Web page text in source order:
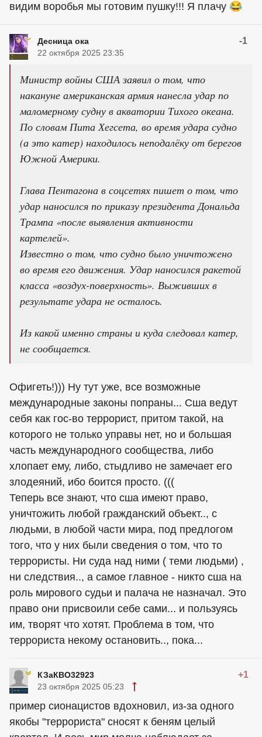
видим воробья мы готовим пушку!!! Я плачу 😂
Десница ока -1
22 октября 2025 23:35
Министр войны США заявил о том, что
накануне американская армия нанесла удар по
маломерному судну в акватории Тихого океана.
По словам Пита Хегсета, во время удара судно
(а это катер) находилось неподалёку от берегов
Южной Америки.
Глава Пентагона в соцсетях пишет о том, что
удар наносился по приказу президента Дональда
Трампа «после выявления активности
картелей».
Известно о том, что судно было уничтожено
во время его движения. Удар наносился ракетой
класса «воздух-поверхность». Выживших в
результате удара не осталось.
Из какой именно страны и куда следовал катер,
не сообщается.
Офигеть!))) Ну тут уже, все возможные
международные законы попраны... Сша ведут
себя как гос-во террорист, притом такой, на
которого не только управы нет, но и большая
часть международного сообщества, либо
хлопает ему, либо, стыдливо не замечает его
злодеяний, ибо боится просто. (((
Теперь все знают, что сша имеют право,
уничтожить любой гражданский объект.., с
людьми, в любой части мира, под предлогом
того, что у них были сведения о том, что то
террористы. Ни суда над ними ( теми людьми) ,
ни следствия.., а самое главное - никто сша на
роль мирового судьи и палача не назначал. Это
право они присвоили себе сами... и пользуясь
им, творят что хотят. Проблема в том, что
террориста некому остановить.., пока...
КЗаКВО32923 +1
23 октября 2025 05:23
пример сионацистов вдохновил, из-за одного
якобы "террориста" сносят к беням целый